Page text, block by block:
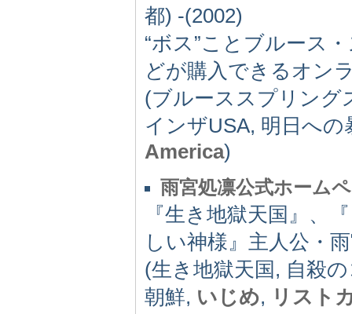
都) -(2002)
“ボス”ことブルース
どが購入できるオン
(ブルーススプリング
インザUSA, 明日へ
America)
雨宮処凛公式ホーム
『生き地獄天国』、
しい神様』主人公・
(生き地獄天国, 自殺
朝鮮, いじめ, リスト